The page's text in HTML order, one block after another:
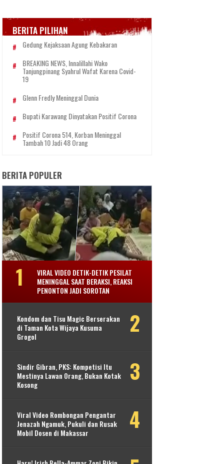
BERITA PILIHAN
Gedung Kejaksaan Agung Kebakaran
BREAKING NEWS, Innalillahi Wako
Tanjungpinang Syahrul Wafat Karena Covid-
19
Glenn Fredly Meninggal Dunia
Bupati Karawang Dinyatakan Positif Corona
Positif Corona 514, Korban Meninggal
Tambah 10 Jadi 48 Orang
BERITA POPULER
VIRAL VIDEO DETIK-DETIK PESILAT
MENINGGAL SAAT BERAKSI, REAKSI
PENONTON JADI SOROTAN
Kondom dan Tisu Magic Berserakan
di Taman Kota Wijaya Kusuma
Grogol
Sindir Gibran, PKS: Kompetisi Itu
Mestinya Lawan Orang, Bukan Kotak
Kosong
Viral Video Rombongan Pengantar
Jenazah Ngamuk, Pukuli dan Rusak
Mobil Dosen di Makassar